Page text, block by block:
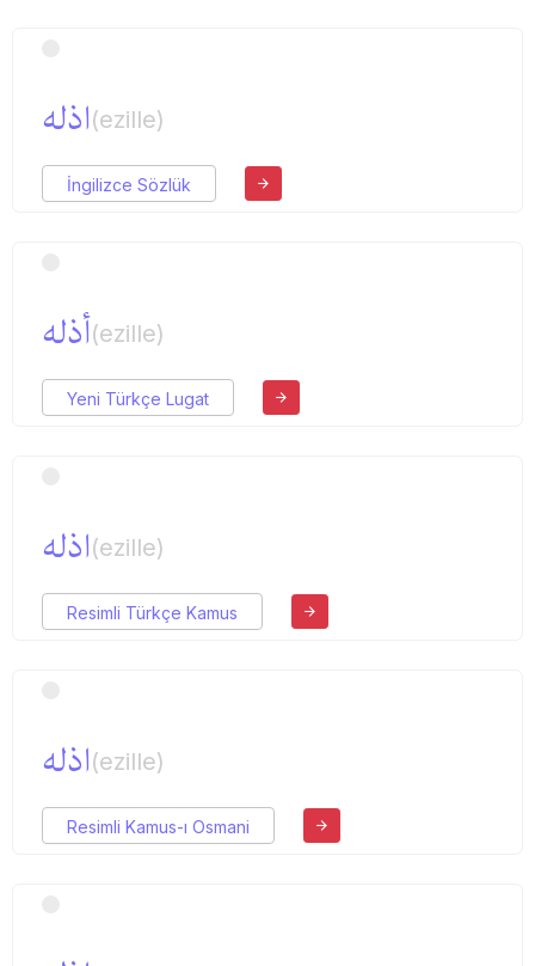
اذله(ezille)
İngilizce Sözlük
أذله(ezille)
Yeni Türkçe Lugat
اذله(ezille)
Resimli Türkçe Kamus
اذله(ezille)
Resimli Kamus-ı Osmani